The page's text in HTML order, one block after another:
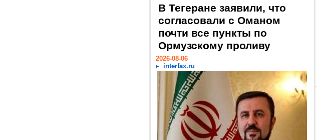
В Тегеране заявили, что
согласовали с Оманом
почти все пункты по
Ормузскому проливу
2026-08-06
interfax.ru